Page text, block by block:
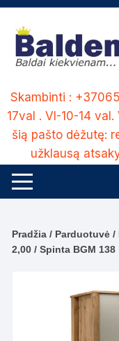
Skip
content
Skambinti :
17val . VI-10-14
šią pašto dėžutę:
užklausą
Pradžia / Parduotuvė /
2,00 / Spinta BGM 138